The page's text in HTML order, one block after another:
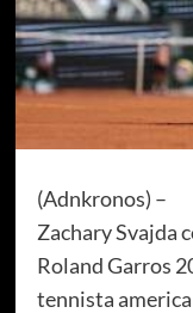
(Adnkronos) –
Zachary Svajda
Roland Garros
tennista